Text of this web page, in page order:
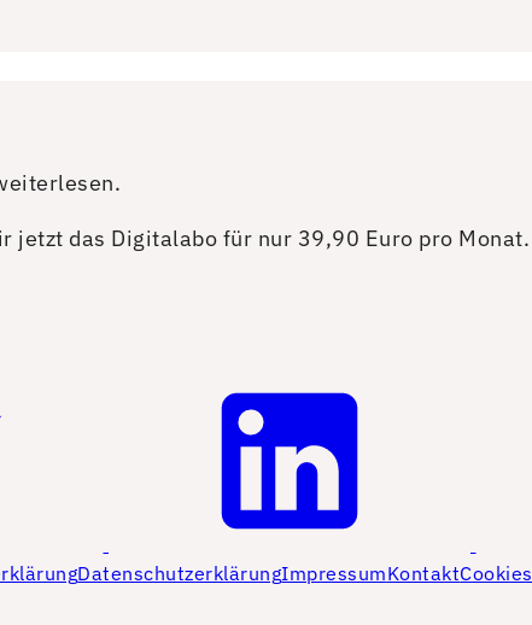
jetzt das Digitalabo für nur 39,90 Euro pro Monat.
DatenschutzerklärungImpressumKontaktCookies